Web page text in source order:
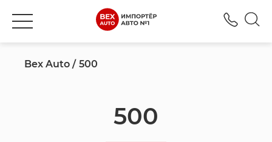
Bex Auto 500
500